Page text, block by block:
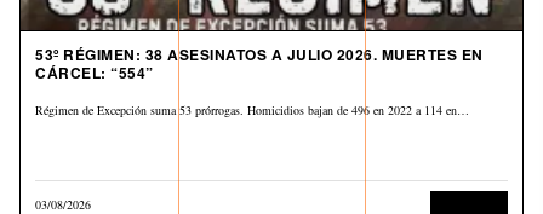
53º RÉGIMEN: 38 ASESINATOS A JULIO 2026. MUERTES EN
CÁRCEL: “554”
Régimen de Excepción suma 53 prórrogas. Homicidios bajan de 496 en 2022 a 114 en…
03/08/2026